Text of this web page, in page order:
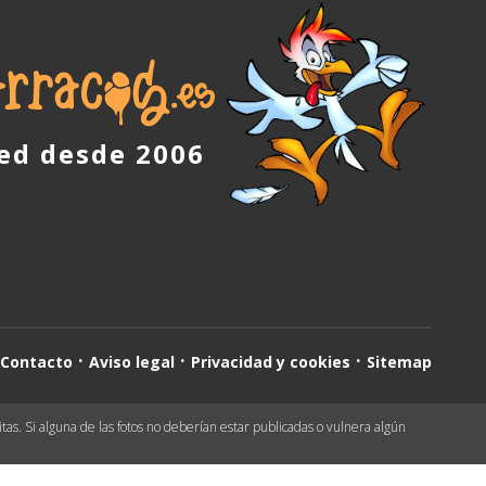
desde 2006
Contacto Aviso legal Privacidad y cookies Sitemap
Si alguna de las fotos no deberían estar publicadas o vulnera algún